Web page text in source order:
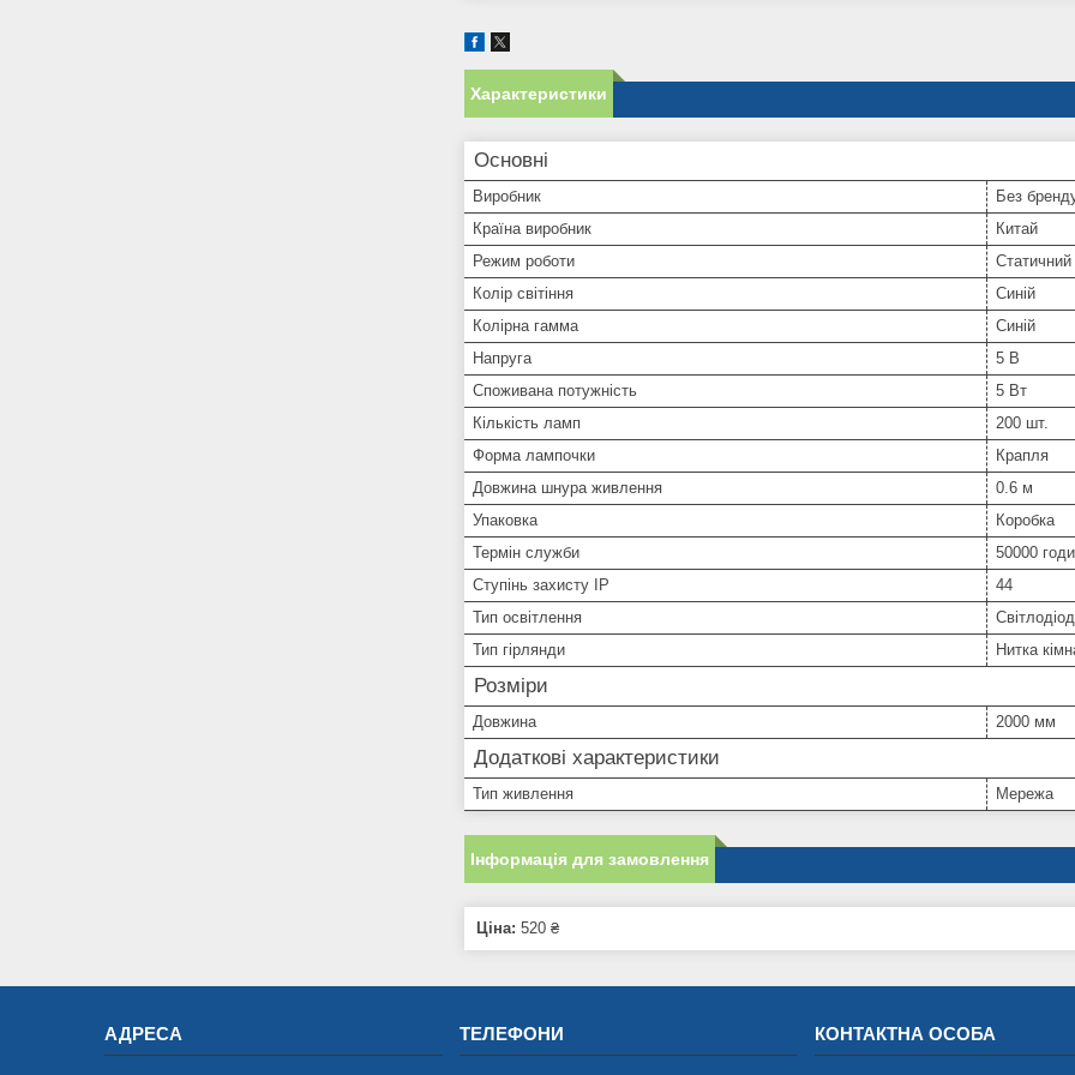
Характеристики
Основні
Виробник
Без
Країна виробник
Китай
Режим роботи
Статичний
Колір світіння
Синій
Колірна гамма
Синій
Напруга
5 В
Споживана потужність
5 Вт
Кількість ламп
200 шт.
Форма лампочки
Крапля
Довжина шнура живлення
0.6 м
Упаковка
Коробка
Термін служби
50000
Ступінь захисту IP
44
Тип освітлення
Тип гірлянди
Нитка
Розміри
Довжина 2000 мм
Додаткові характеристики
Тип живлення Мережа
Інформація для замовлення
Ціна: 520 ₴